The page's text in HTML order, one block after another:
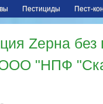
Пестициды Пест-
Zерна
"НПФ